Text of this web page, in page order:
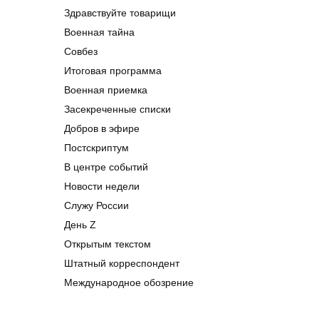
Здравствуйте товарищи
Военная тайна
Совбез
Итоговая программа
Военная приемка
Засекреченные списки
Добров в эфире
Постскриптум
В центре событий
Новости недели
Служу России
День Z
Открытым текстом
Штатный корреспондент
Международное обозрение